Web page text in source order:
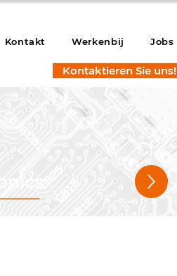
Kontakt Werkenbij Jobs
Kontaktieren Sie uns!